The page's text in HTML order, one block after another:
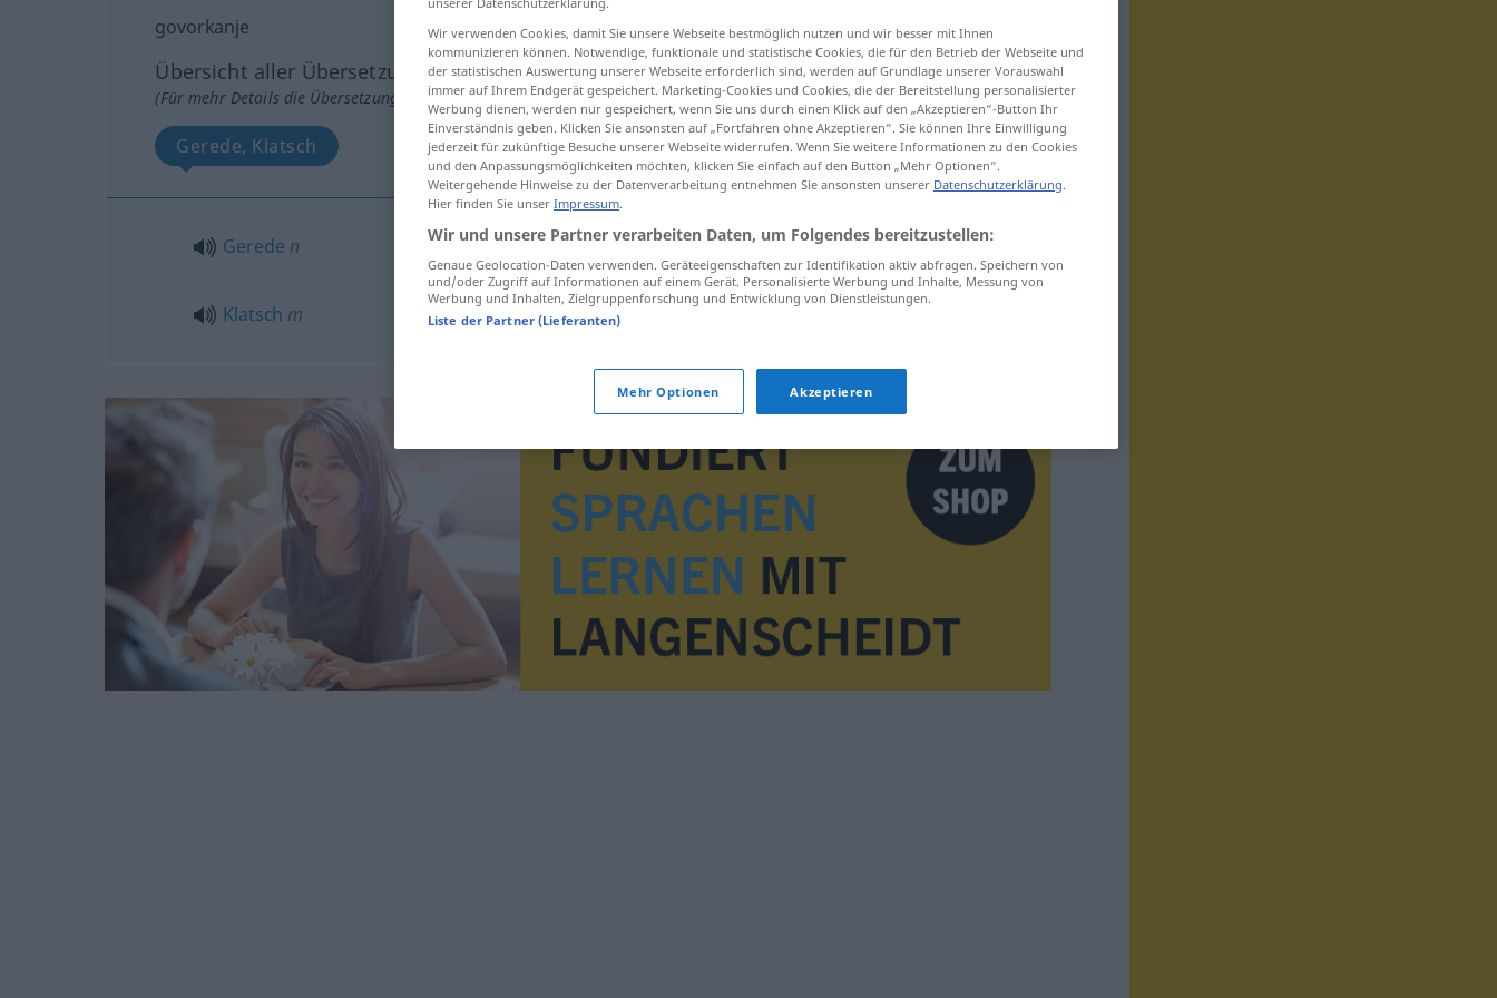
govorkanje
Übersicht aller Übersetzungen
(Für mehr Details die Übersetzung anklicken/antippen)
Gerede, Klatsch
Gerede n govorkanje
Klatsch m govorkanje
Wir verwenden Cookies, damit Sie unsere Webseite bestmöglich nutzen und wir besser mit Ihnen
kommunizieren können. Notwendige, funktionale und statistische Cookies, die für den Betrieb der Webseite und
der statistischen Auswertung unserer Webseite erforderlich sind, werden auf Grundlage unserer Vorauswahl
immer auf Ihrem Endgerät gespeichert. Marketing-Cookies und Cookies, die der Bereitstellung personalisierter
Werbung dienen, werden nur gespeichert, wenn Sie uns durch einen Klick auf den „Akzeptieren“-Button Ihr
Einverständnis geben. Klicken Sie ansonsten auf „Fortfahren ohne Akzeptieren“. Sie können Ihre Einwilligung
jederzeit für zukünftige Besuche unserer Webseite widerrufen. Wenn Sie weitere Informationen zu den Cookies
und den Anpassungsmöglichkeiten möchten, klicken Sie einfach auf den Button „Mehr Optionen“.
Weitergehende Hinweise zu der Datenverarbeitung entnehmen Sie ansonsten unserer Datenschutzerklärung.
Hier finden Sie unser Impressum.
Wir und unsere Partner verarbeiten Daten, um Folgendes bereitzustellen:
Genaue Geolocation-Daten verwenden. Geräteeigenschaften zur Identifikation aktiv abfragen. Speichern von
und/oder Zugriff auf Informationen auf einem Gerät. Personalisierte Werbung und Inhalte, Messung von
Werbung und Inhalten, Zielgruppenforschung und Entwicklung von Dienstleistungen.
Liste der Partner (Lieferanten)
Mehr Optionen Akzeptieren